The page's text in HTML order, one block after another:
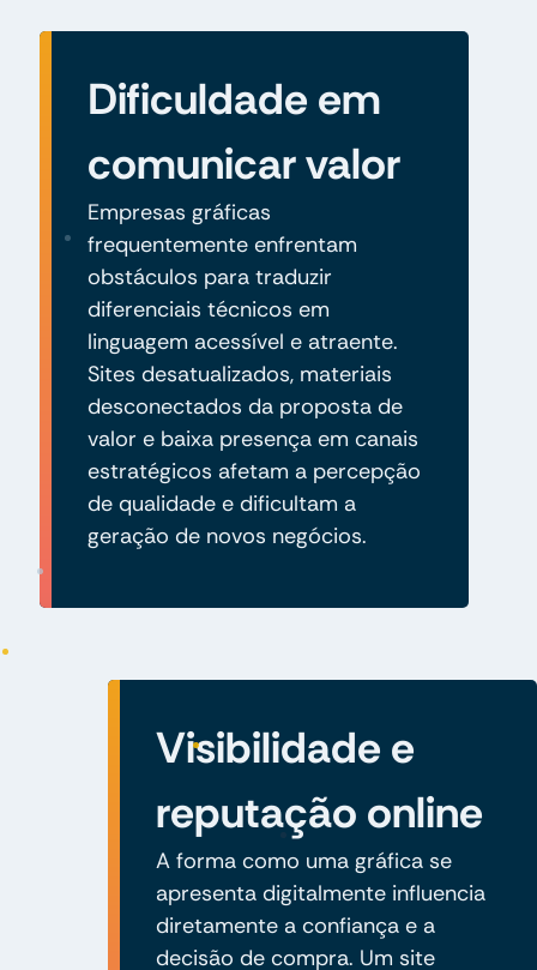
Dificuldade em
comunicar valor
Empresas gráficas
frequentemente enfrentam
obstáculos para traduzir
diferenciais técnicos em
linguagem acessível e atraente.
Sites desatualizados, materiais
desconectados da proposta de
valor e baixa presença em canais
estratégicos afetam a percepção
de qualidade e dificultam a
geração de novos negócios.
Visibilidade e
reputação online
A forma como uma gráfica se
apresenta digitalmente influencia
diretamente a confiança e a
decisão de compra. Um site